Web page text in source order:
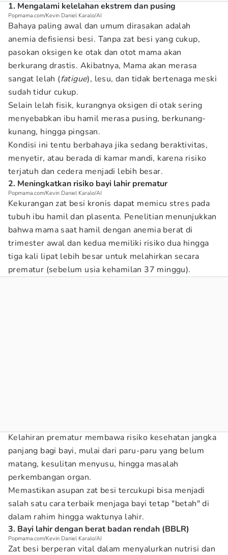
1. Mengalami kelelahan ekstrem dan pusing
Popmama.com/Kevin Daniel Karalo/AI
Bahaya paling awal dan umum dirasakan adalah
anemia defisiensi besi. Tanpa zat besi yang cukup,
pasokan oksigen ke otak dan otot mama akan
berkurang drastis. Akibatnya, Mama akan merasa
sangat lelah (fatigue), lesu, dan tidak bertenaga meski
sudah tidur cukup.
Selain lelah fisik, kurangnya oksigen di otak sering
menyebabkan ibu hamil merasa pusing, berkunang-
kunang, hingga pingsan.
Kondisi ini tentu berbahaya jika sedang beraktivitas,
menyetir, atau berada di kamar mandi, karena risiko
terjatuh dan cedera menjadi lebih besar.
2. Meningkatkan risiko bayi lahir prematur
Popmama.com/Kevin Daniel Karalo/AI
Kekurangan zat besi kronis dapat memicu stres pada
tubuh ibu hamil dan plasenta. Penelitian menunjukkan
bahwa mama saat hamil dengan anemia berat di
trimester awal dan kedua memiliki risiko dua hingga
tiga kali lipat lebih besar untuk melahirkan secara
prematur (sebelum usia kehamilan 37 minggu).
Kelahiran prematur membawa risiko kesehatan jangka
panjang bagi bayi, mulai dari paru-paru yang belum
matang, kesulitan menyusu, hingga masalah
perkembangan organ.
Memastikan asupan zat besi tercukupi bisa menjadi
salah satu cara terbaik menjaga bayi tetap "betah" di
dalam rahim hingga waktunya lahir.
3. Bayi lahir dengan berat badan rendah (BBLR)
Popmama.com/Kevin Daniel Karalo/AI
Zat besi berperan vital dalam menyalurkan nutrisi dan